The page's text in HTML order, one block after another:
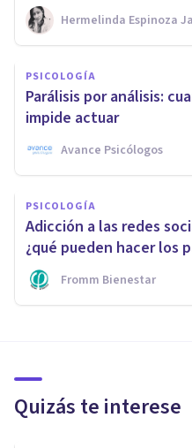
Hermelinda Espinoza
PSICOLOGÍA
Parálisis por análisis:
impide actuar
Avance Psicólogos
PSICOLOGÍA
Adicción a las redes
¿qué pueden hacer los
Fromm Bienestar
Quizás te interese